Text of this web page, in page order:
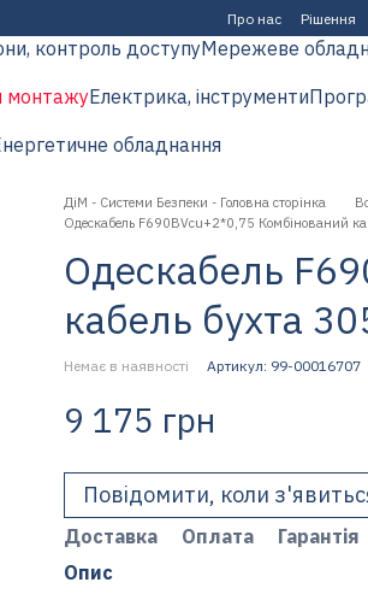
Про нас Рішення
контроль доступуМережеве
монтажуЕлектрика, інструменти
обладнання
ДіМ - Системи Безпеки - Головна сторінка
Одескабель F690BVcu+2*0,75 Комбінований
Одескабель
кабель бухта
Немає в наявності Артикул: 99-00016707
9 175 грн
Повідомити, коли
Доставка Оплата Гарантія
Опис